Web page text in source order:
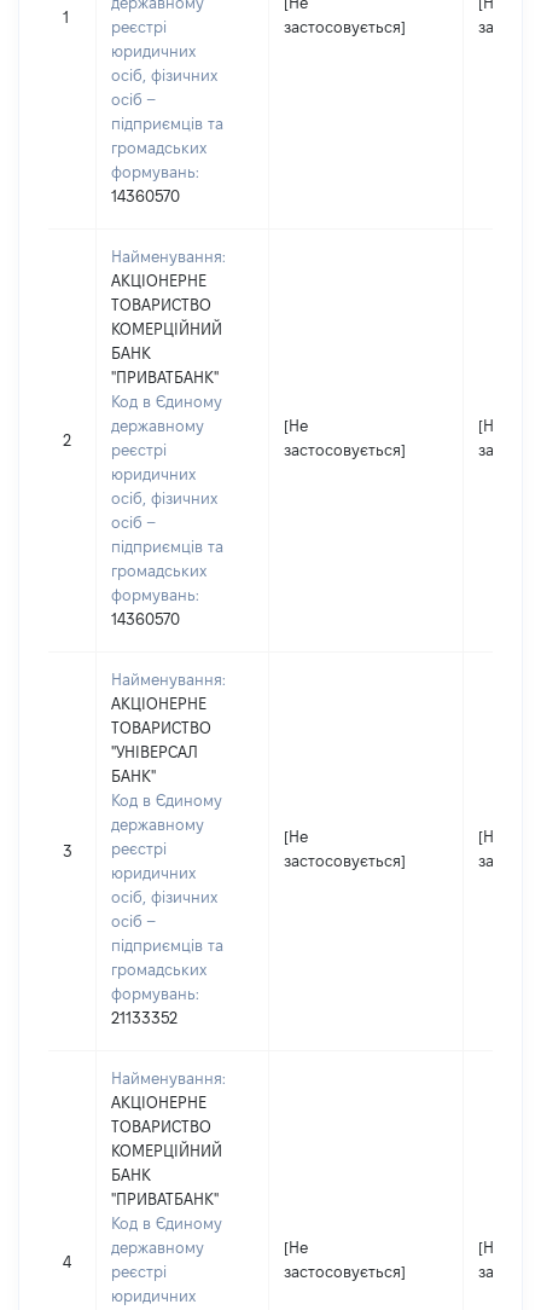
1
реєстрі
юридичних
осіб, фізичних
осіб –
підприємців та
громадських
формувань:
14360570
застосовується]
2
Найменування:
АКЦІОНЕРНЕ
ТОВАРИСТВО
КОМЕРЦІЙНИЙ
БАНК
"ПРИВАТБАНК"
Код в Єдиному
державному
реєстрі
юридичних
осіб, фізичних
осіб –
підприємців та
громадських
формувань:
14360570
[Не
застосовується]
[Не
3
Найменування:
АКЦІОНЕРНЕ
ТОВАРИСТВО
"УНІВЕРСАЛ
БАНК"
Код в Єдиному
державному
реєстрі
юридичних
осіб, фізичних
осіб –
підприємців та
громадських
формувань:
21133352
[Не
застосовується]
[Не
4
Найменування:
АКЦІОНЕРНЕ
ТОВАРИСТВО
КОМЕРЦІЙНИЙ
БАНК
"ПРИВАТБАНК"
Код в Єдиному
державному
реєстрі
юридичних
[Не
застосовується]
[Не